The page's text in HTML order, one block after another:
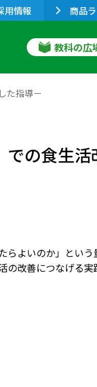
用情報 商品
教科の広
た指導－
の食生
らよいのか」とい
の改善につなげる実